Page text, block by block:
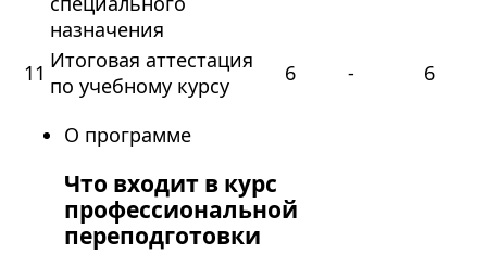
назначения
11 Итоговая аттестация
по учебному курсу
6 - 6
О программе
Что входит в курс
профессиональной
переподготовки